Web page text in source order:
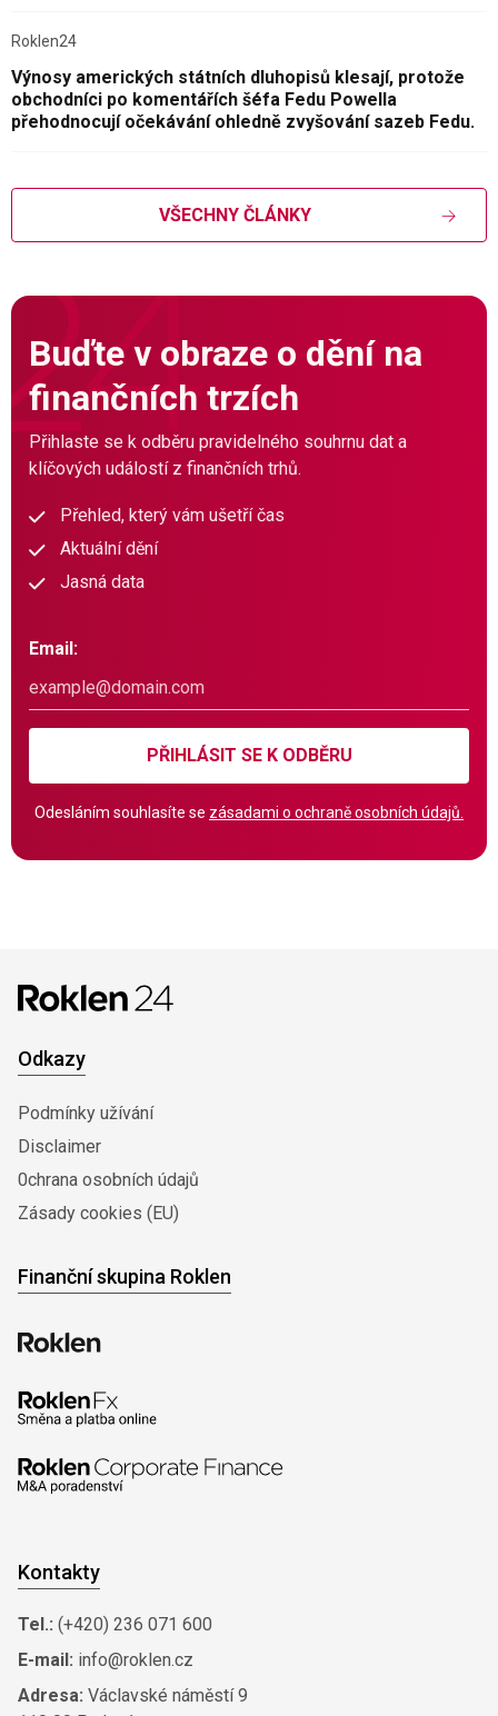
Roklen24
Výnosy amerických státních dluhopisů klesají, protože
obchodníci po komentářích šéfa Fedu Powella
přehodnocují očekávání ohledně zvyšování sazeb Fedu.
VŠECHNY ČLÁNKY
Buďte v obraze o dění na
finančních trzích
Přihlaste se k odběru pravidelného souhrnu dat a
klíčových událostí z finančních trhů.
Přehled, který vám ušetří čas
Aktuální dění
Jasná data
Email:
PŘIHLÁSIT SE K ODBĚRU
Odesláním souhlasíte se zásadami o ochraně osobních údajů.
Odkazy
Podmínky užívání
Disclaimer
0chrana osobních údajů
Zásady cookies (EU)
Finanční skupina Roklen
Kontakty
Tel.: (+420) 236 071 600
E-mail: info@roklen.cz
Adresa: Václavské náměstí 9